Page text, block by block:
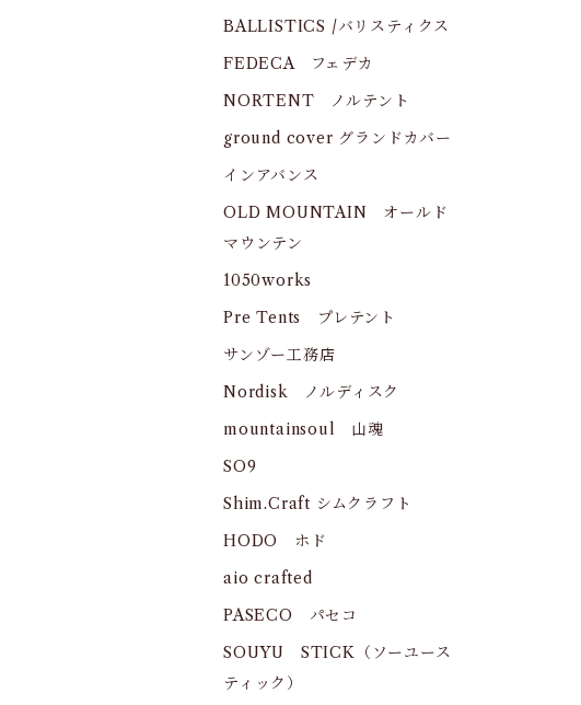
BALLISTICS /バリスティクス
FEDECA フェデカ
NORTENT ノルテント
ground cover グランドカバー
インアバンス
OLD MOUNTAIN オールド
マウンテン
1050works
Pre Tents プレテント
サンゾー工務店
Nordisk ノルディスク
mountainsoul 山魂
SO9
Shim.Craft シムクラフト
HODO ホド
aio crafted
PASECO パセコ
SOUYU STICK（ソーユース
ティック）